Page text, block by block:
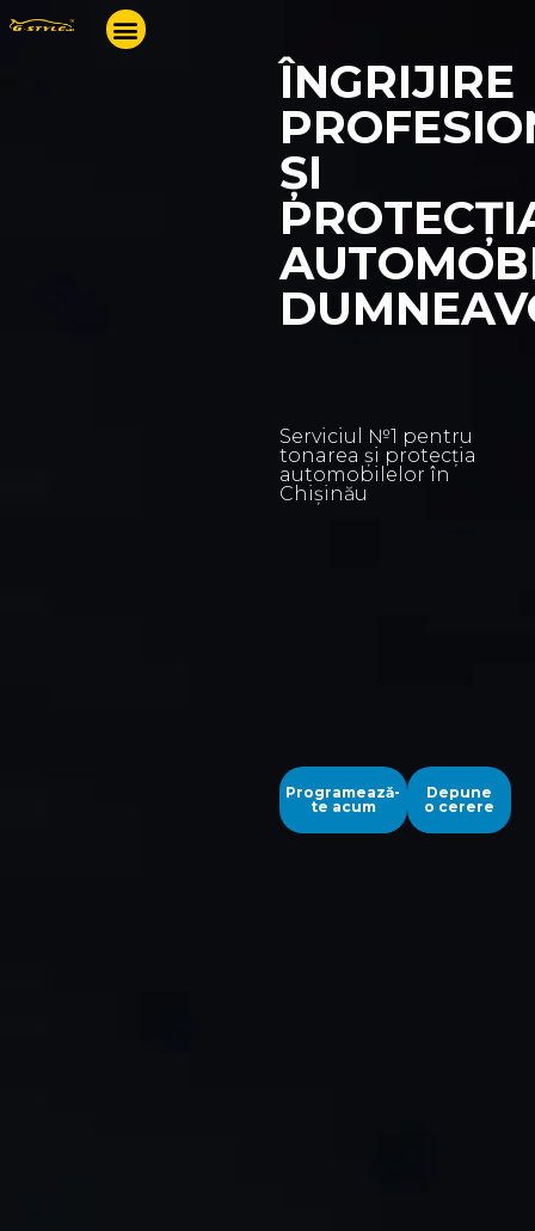
ÎNGRIJIRE
ȘI
Serviciul №1 pentru
tonarea și protecția
automobilelor în
Chișinău
Programează-
te acum
Depune
o cerere